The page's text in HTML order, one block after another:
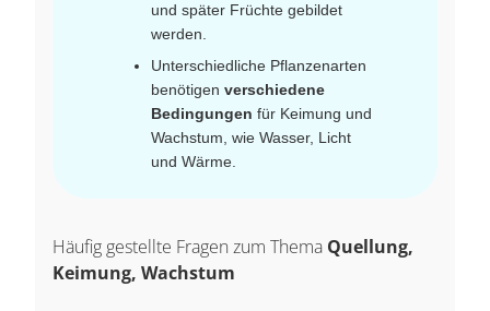
und später Früchte gebildet
werden.
Unterschiedliche Pflanzenarten
benötigen verschiedene
Bedingungen für Keimung und
Wachstum, wie Wasser, Licht
und Wärme.
Häufig gestellte Fragen zum Thema Quellung,
Keimung, Wachstum